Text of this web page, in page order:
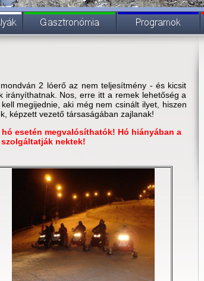
2 lóerő az nem teljesítmény - és kicsit
irányíthatnak. Nos, erre itt a remek lehetőség a
megijednie, aki még nem csinált ilyet, hiszen
képzett vezető társaságában zajlanak!
esetén megvalósíthatók! Hó hiányában a
nektek!